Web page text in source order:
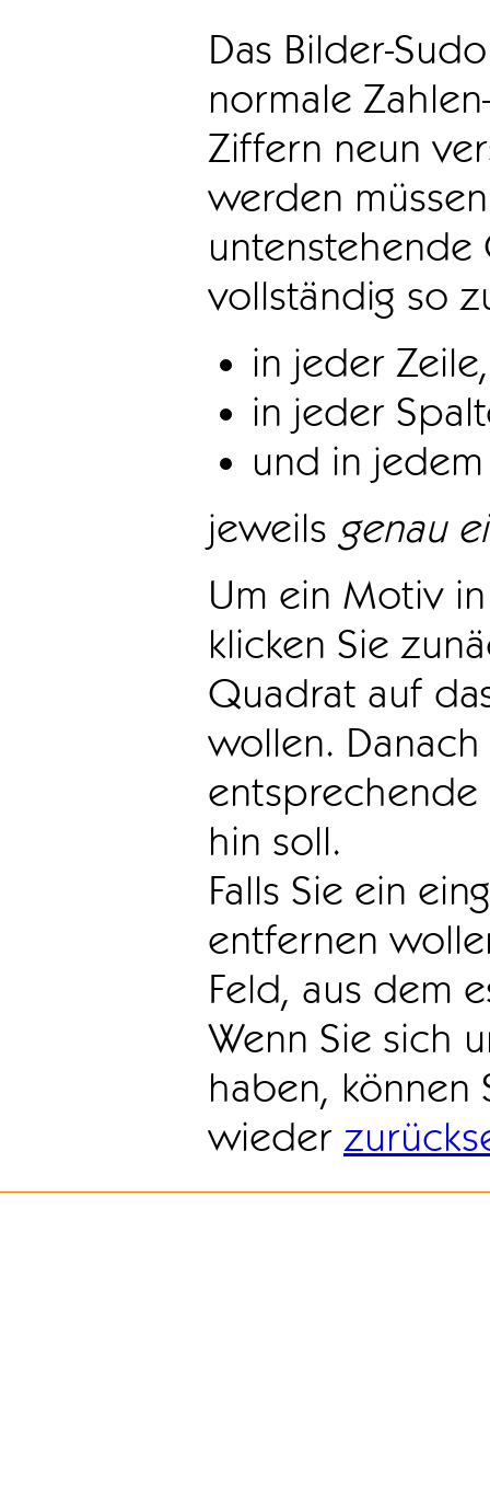
Das Bilder-
normale
Ziffern neun
werden
vollständig so
in jeder Zeile,
in jeder
und in
jeweils genau
Um ein Motiv
klicken Sie
Quadrat auf
wollen.
hin soll.
Falls Sie ein
entfernen
Feld, aus dem
Wenn Sie sich
haben, können
wieder